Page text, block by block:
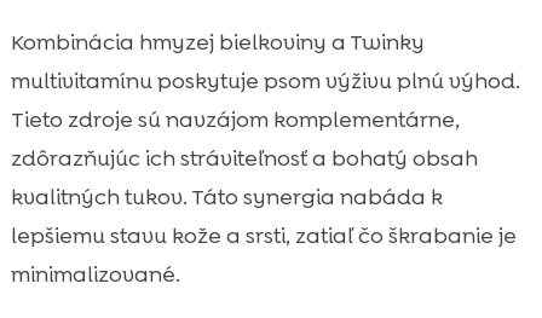
Kombinácia hmyzej bielkoviny a Twinky
multivitamínu poskytuje psom výživu plnú výhod.
Tieto zdroje sú navzájom komplementárne,
zdôrazňujúc ich stráviteľnosť a bohatý obsah
kvalitných tukov. Táto synergia nabáda k
lepšiemu stavu kože a srsti, zatiaľ čo škrabanie je
minimalizované.